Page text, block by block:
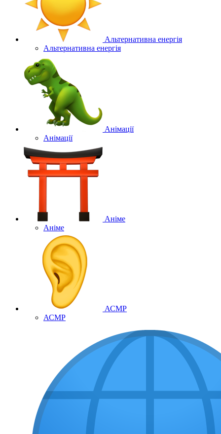
Альтернативна енергія
Альтернативна енергія
Анімації
Анімації
Аніме
Аніме
АСМР
АСМР